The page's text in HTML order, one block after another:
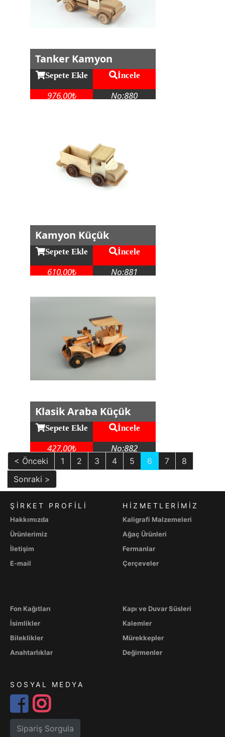
Tanker Kamyon
Sepete Ekle İncele
976,00₺ No:880
Kamyon Küçük
Sepete Ekle İncele
610,00₺ No:881
Klasik Araba Küçük
Sepete Ekle İncele
427,00₺ No:882
< Önceki 1 2 3 4 5 6 7
8
Sonraki >
ŞIRKET PROFILI
Hakkımızda
Ürünlerimiz
İletişim
E-mail
HİZMETLERİMİZ
Kaligrafi Malzemeleri
Ağaç Ürünleri
Fermanlar
Çerçeveler
Fon Kağıtları
İsimlikler
Bileklikler
Anahtarlıklar
Kapı ve Duvar Süsleri
Kalemler
Mürekkepler
Değirmenler
SOSYAL MEDYA
Sipariş Sorgula